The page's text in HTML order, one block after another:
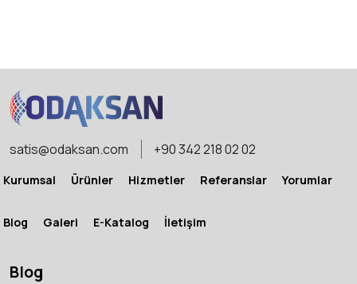
satis@odaksan.com +90 342 218 02 02
Kurumsal Ürünler Hizmetler Referanslar Yorumlar
Blog Galeri E-Katalog İletişim
Blog